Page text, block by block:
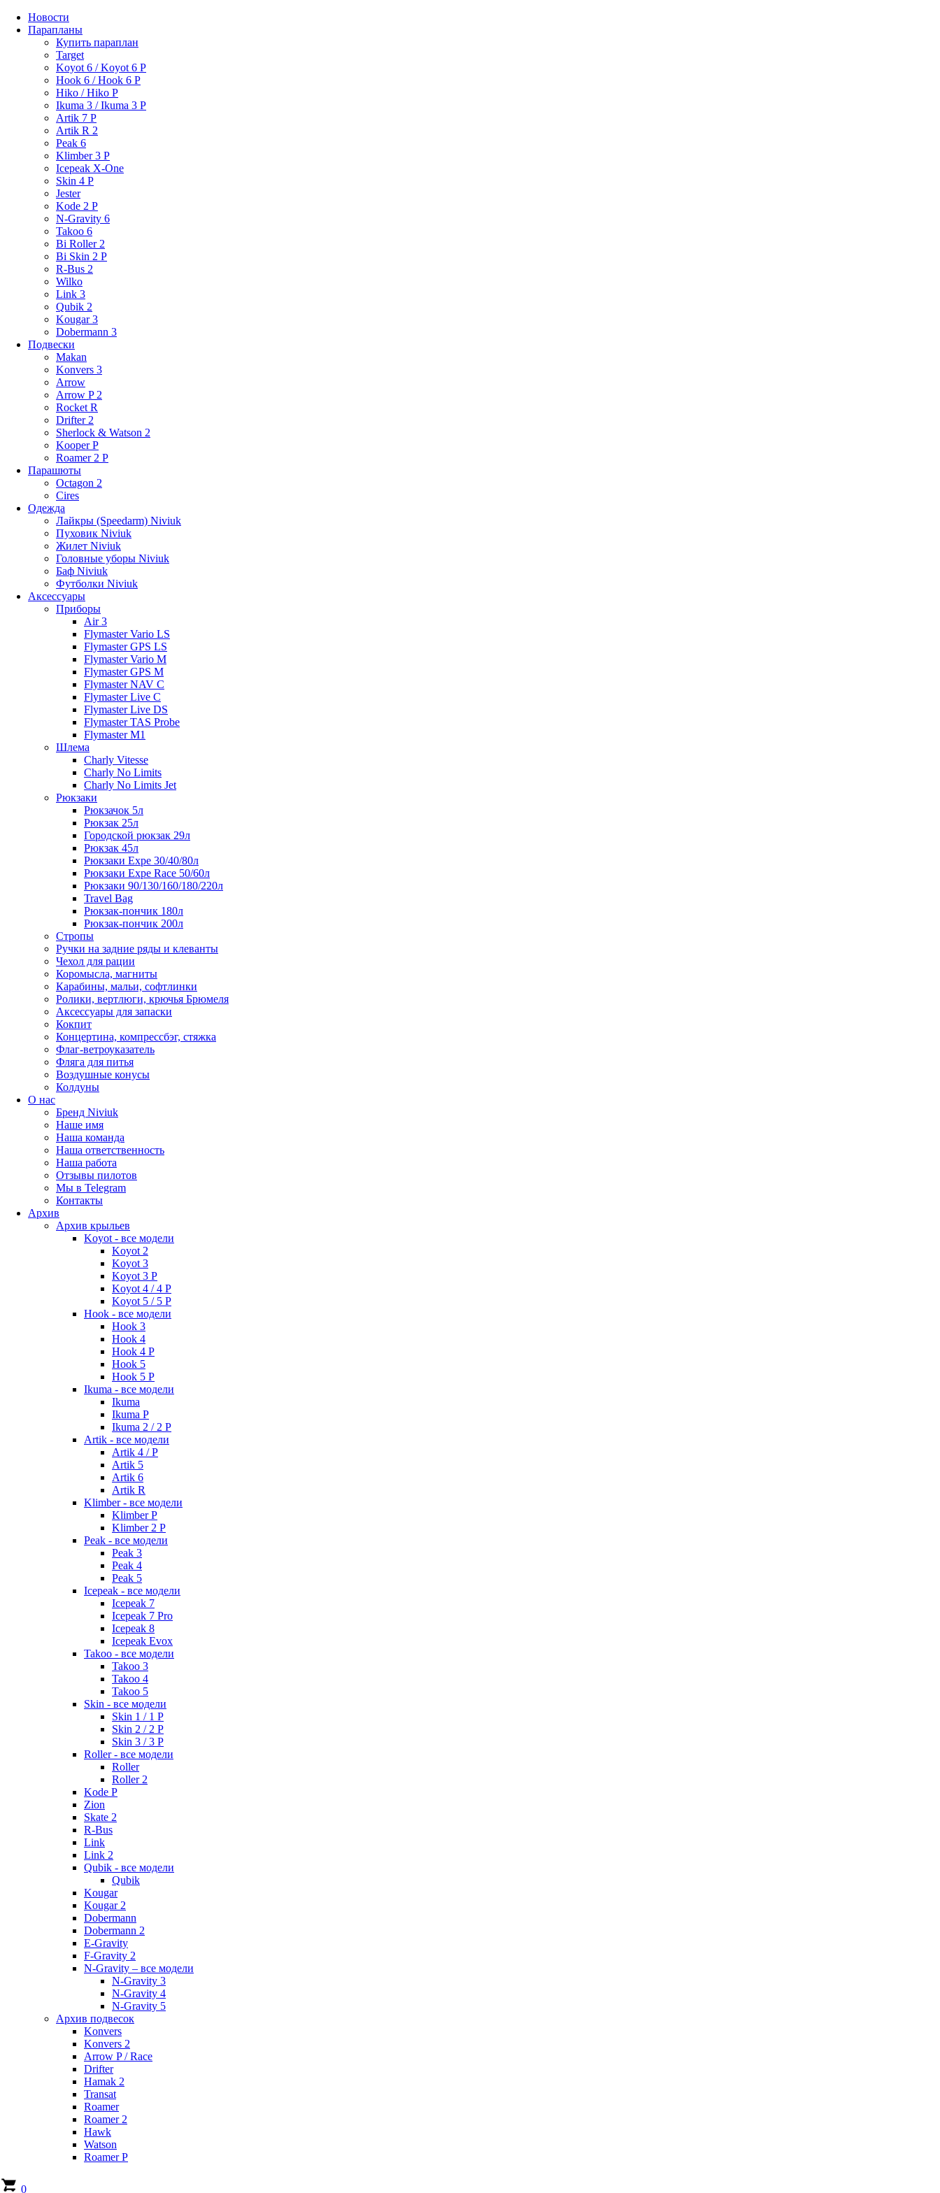
Новости
Парапланы
Купить параплан
Target
Koyot 6 / Koyot 6 P
Hook 6 / Hook 6 P
Hiko / Hiko P
Ikuma 3 / Ikuma 3 P
Artik 7 P
Artik R 2
Peak 6
Klimber 3 P
Icepeak X-One
Skin 4 P
Jester
Kode 2 P
N-Gravity 6
Takoo 6
Bi Roller 2
Bi Skin 2 P
R-Bus 2
Wilko
Link 3
Qubik 2
Kougar 3
Dobermann 3
Подвески
Makan
Konvers 3
Arrow
Arrow P 2
Rocket R
Drifter 2
Sherlock & Watson 2
Kooper P
Roamer 2 P
Парашюты
Octagon 2
Cires
Одежда
Лайкры (Speedarm) Niviuk
Пуховик Niviuk
Жилет Niviuk
Головные уборы Niviuk
Баф Niviuk
Футболки Niviuk
Аксессуары
Приборы
Air 3
Flymaster Vario LS
Flymaster GPS LS
Flymaster Vario M
Flymaster GPS M
Flymaster NAV C
Flymaster Live C
Flymaster Live DS
Flymaster TAS Probe
Flymaster M1
Шлема
Charly Vitesse
Charly No Limits
Charly No Limits Jet
Рюкзаки
Рюкзачок 5л
Рюкзак 25л
Городской рюкзак 29л
Рюкзак 45л
Рюкзаки Expe 30/40/80л
Рюкзаки Expe Race 50/60л
Рюкзаки 90/130/160/180/220л
Travel Bag
Рюкзак-пончик 180л
Рюкзак-пончик 200л
Стропы
Ручки на задние ряды и клеванты
Чехол для рации
Коромысла, магниты
Карабины, мальи, софтлинки
Ролики, вертлюги, крючья Брюмеля
Аксессуары для запаски
Кокпит
Концертина, компрессбэг, стяжка
Флаг-ветроуказатель
Фляга для питья
Воздушные конусы
Колдуны
О нас
Бренд Niviuk
Наше имя
Наша команда
Наша ответственность
Наша работа
Отзывы пилотов
Мы в Telegram
Контакты
Архив
Архив крыльев
Koyot - все модели
Koyot 2
Koyot 3
Koyot 3 P
Koyot 4 / 4 P
Koyot 5 / 5 P
Hook - все модели
Hook 3
Hook 4
Hook 4 P
Hook 5
Hook 5 P
Ikuma - все модели
Ikuma
Ikuma P
Ikuma 2 / 2 P
Artik - все модели
Artik 4 / P
Artik 5
Artik 6
Artik R
Klimber - все модели
Klimber P
Klimber 2 P
Peak - все модели
Peak 3
Peak 4
Peak 5
Icepeak - все модели
Icepeak 7
Icepeak 7 Pro
Icepeak 8
Icepeak Evox
Takoo - все модели
Takoo 3
Takoo 4
Takoo 5
Skin - все модели
Skin 1 / 1 P
Skin 2 / 2 P
Skin 3 / 3 P
Roller - все модели
Roller
Roller 2
Kode P
Zion
Skate 2
R-Bus
Link
Link 2
Qubik - все модели
Qubik
Kougar
Kougar 2
Dobermann
Dobermann 2
E-Gravity
F-Gravity 2
N-Gravity – все модели
N-Gravity 3
N-Gravity 4
N-Gravity 5
Архив подвесок
Konvers
Konvers 2
Arrow P / Race
Drifter
Hamak 2
Transat
Roamer
Roamer 2
Hawk
Watson
Roamer P
0